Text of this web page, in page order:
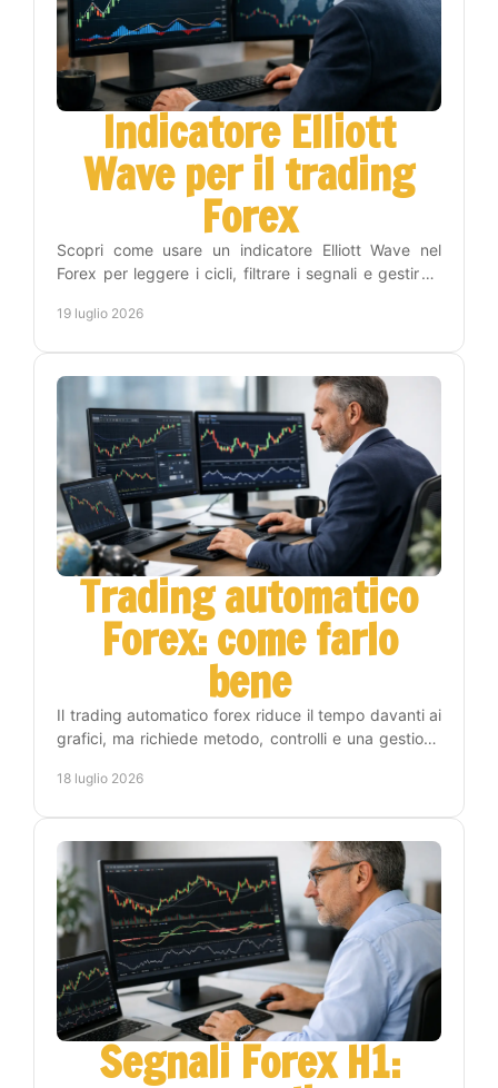
Indicatore Elliott
Wave per il trading
Forex
Scopri come usare un indicatore Elliott Wave nel
Forex per leggere i cicli, filtrare i segnali e gestire il
19 luglio 2026
Trading automatico
Forex: come farlo
bene
Il trading automatico forex riduce il tempo davanti ai
grafici, ma richiede metodo, controlli e una gestione
18 luglio 2026
Segnali Forex H1: